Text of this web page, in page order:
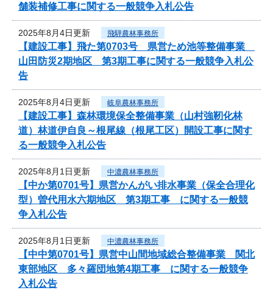
舗装補修工事に関する一般競争入札公告
2025年8月4日更新 飛騨農林事務所
【建設工事】飛た第0703号 県営ため池等整備事業
山田防災2期地区 第3期工事に関する一般競争入札公
告
2025年8月4日更新 岐阜農林事務所
【建設工事】森林環境保全整備事業（山村強靭化林
道）林道伊自良～根尾線（根尾工区）開設工事に関す
る一般競争入札公告
2025年8月1日更新 中濃農林事務所
【中か第0701号】県営かんがい排水事業（保全合理化
型）曽代用水六期地区 第3期工事 に関する一般競
争入札公告
2025年8月1日更新 中濃農林事務所
【中中第0701号】県営中山間地域総合整備事業 関北
東部地区 多々羅団地第4期工事 に関する一般競争
入札公告